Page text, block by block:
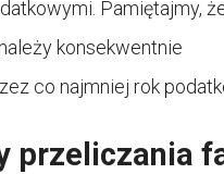
Pamiętajmy,
konsekwentnie
co najmniej rok
przeliczania